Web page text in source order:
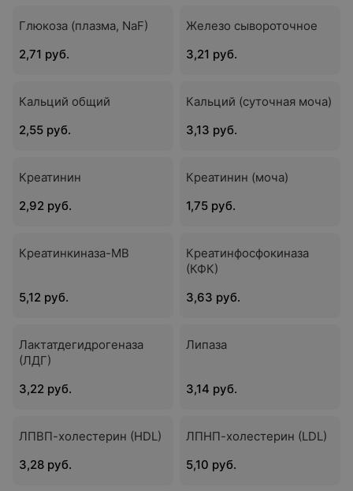
Глюкоза (плазма, NaF)
2,71 руб.
Железо сывороточное
3,21 руб.
Кальций общий
2,55 руб.
Кальций (суточная моча)
3,13 руб.
Креатинин
2,92 руб.
Креатинин (моча)
1,75 руб.
Креатинкиназа-МВ
5,12 руб.
Креатинфосфокиназа
(КФК)
3,63 руб.
Лактатдегидрогеназа
(ЛДГ)
3,22 руб.
Липаза
3,14 руб.
ЛПВП-холестерин (HDL)
3,28 руб.
ЛПНП-холестерин (LDL)
5,10 руб.